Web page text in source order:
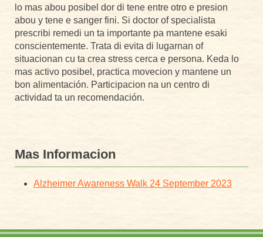
lo mas abou posibel dor di tene entre otro e presion
abou y tene e sanger fini. Si doctor of specialista
prescribi remedi un ta importante pa mantene esaki
conscientemente. Trata di evita di lugarnan of
situacionan cu ta crea stress cerca e persona. Keda lo
mas activo posibel, practica movecion y mantene un
bon alimentación. Participacion na un centro di
actividad ta un recomendación.
Mas Informacion
Alzheimer Awareness Walk 24 September 2023